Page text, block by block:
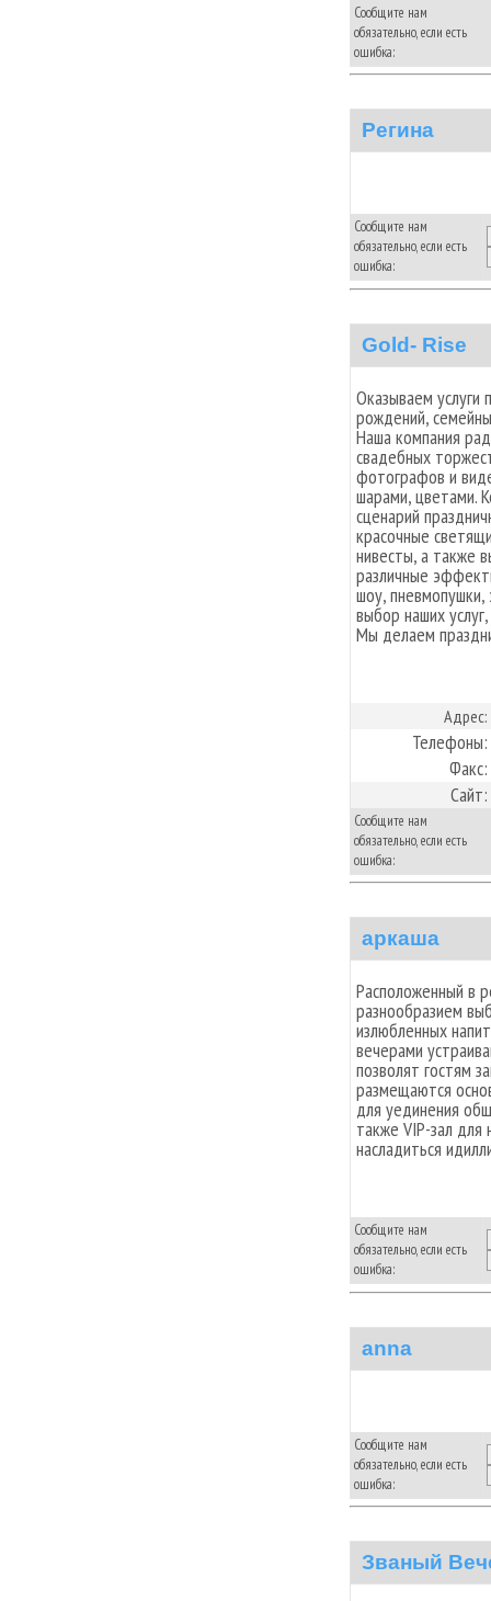
Сообщите нам
обязательно, если есть
ошибка:
Регина
Сообщите нам
обязательно, если есть
ошибка:
Gold- Rise
Оказываем услуги
рождений,
Наша компания
свадебных
фотографов и
шарами, цветами.
сценарий
красочные
нивесты, а также
различные
шоу,
выбор наших
Мы делаем
Адрес:
Телефоны:
Факс:
Сайт:
Сообщите нам
обязательно, если есть
ошибка:
aркаша
Расположенный в
разнообразием
излюбленных
вечерами
позволят гостям
размещаются
для уединения
также VIP-зал
насладиться
Сообщите нам
обязательно, если есть
ошибка:
anna
Сообщите нам
обязательно, если есть
ошибка:
Званый